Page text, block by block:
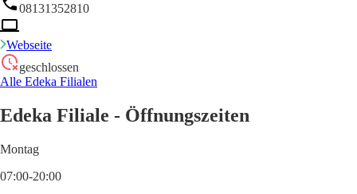
08131352810
Webseite
geschlossen
Alle Edeka Filialen
Edeka Filiale - Öffnungszeiten
Montag
07:00-20:00